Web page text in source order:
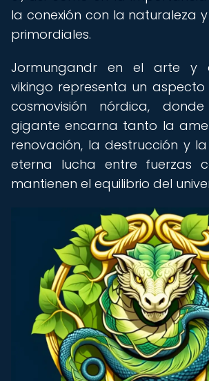
la conexión con la naturaleza
primordiales.
Jormungandr en el arte y
vikingo representa un
cosmovisión nórdica,
gigante encarna tanto la
renovación, la destrucción y
eterna lucha entre fuerzas
mantienen el equilibrio del